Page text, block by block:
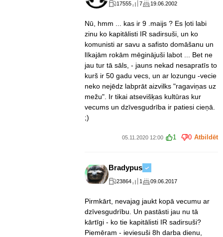
17555 7 19.06.2002
Nū, hmm ... kas ir 9 .maijs ? Es ļoti labi
zinu ko kapitālisti IR sadirsuši, un ko
komunisti ar savu a safisto domāšanu un
līkajām rokām mēginājuši labot ... Bet ne
jau tur tā sāls, - jauns nekad nesapratīs to
kurš ir 50 gadu vecs, un ar lozungu -vecie
neko nejēdz labprāt aizvilks "ragaviņas uz
mežu". Ir tikai atsevišķas kultūras kur
vecums un dzīvesgudrība ir patiesi cieņā.
;)
05.11.2020 12:00 1 0 Atbildēt
Bradypus
23864 1 09.06.2017
Pirmkārt, nevajag jaukt kopā vecumu ar
dzīvesgudrību. Un pastāsti jau nu tā
kārtīgi - ko tie kapitālisti IR sadirsuši?
Piemēram - ieviesuši 8h darba dienu,